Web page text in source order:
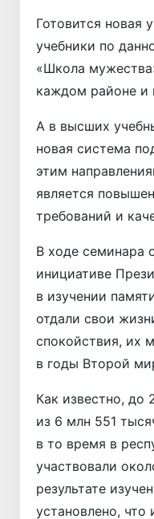
Готовится новая
учебники по
«Школа
каждом районе и
А в высших
новая система
этим
является
требований и
В ходе семинара
инициативе
в изучении
отдали свои
спокойствия, их
в годы Второй
Как известно, до
из 6 млн 551
в то время в
участвовали
результате
установлено, что